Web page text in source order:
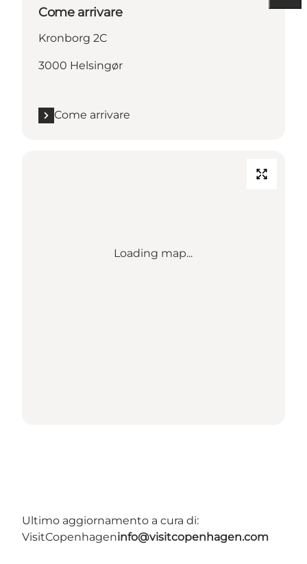
Come arrivare
Kronborg 2C
3000 Helsingør
Come arrivare
Loading map...
Ultimo aggiornamento a cura di:
VisitCopenhageninfo@visitcopenhagen.com